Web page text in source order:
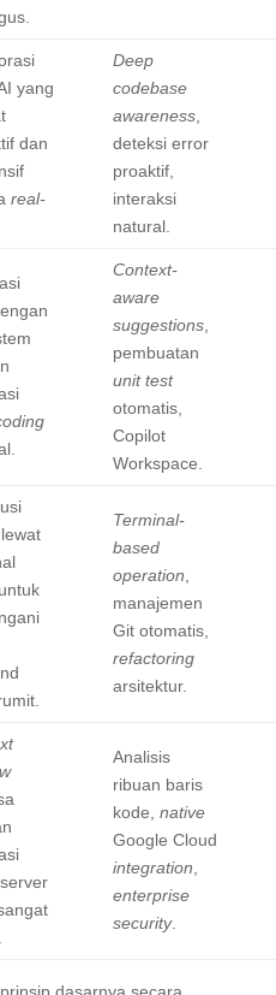
yang
dan
real-
Deep
codebase
awareness,
deteksi error
proaktif,
interaksi
natural.
Context-
aware
suggestions,
pembuatan
unit test
otomatis,
Copilot
Workspace.
Terminal-
based
operation
manajemen
Git otomatis,
refactoring
arsitektur.
Analisis
ribuan baris
kode, native
Google Cloud
integration
enterprise
security.